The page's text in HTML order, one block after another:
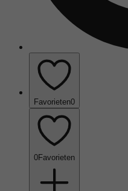
Favorieten0
0Favorieten